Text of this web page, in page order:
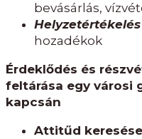
bevásárlás,
Helyzetértékelés
hozadékok
Érdeklődés és
feltárása egy városi
kapcsán
Attitűd keresése